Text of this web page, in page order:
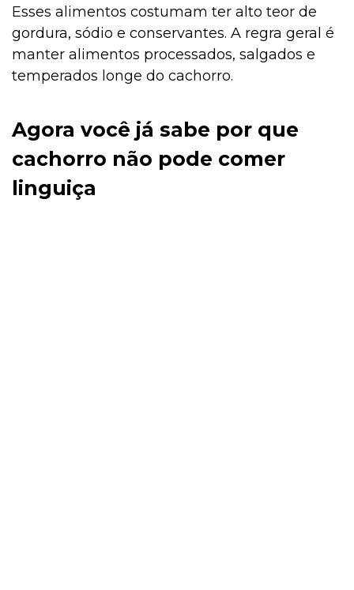
Esses alimentos costumam ter alto teor de
gordura, sódio e conservantes. A regra geral é
manter alimentos processados, salgados e
temperados longe do cachorro.
Agora você já sabe por que
cachorro não pode comer
linguiça